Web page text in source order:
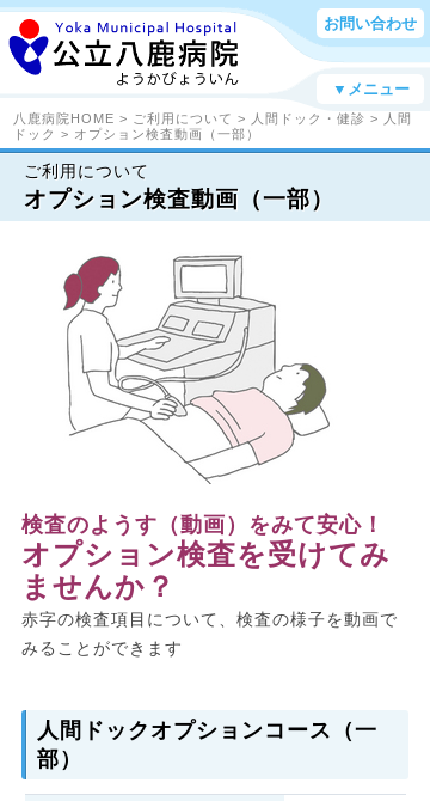
お問い合わせ
▼メニュー
八鹿病院HOME > ご利用について > 人間ドック・健診 >
人間
ドック > オプション検査動画（一部）
ご利用について
オプション検査動画（一部）
検査のようす（動画）をみて安心！
オプション検査を受けてみ
ませんか？
赤字の検査項目について、検査の様子を動画で
みることができます
人間ドックオプションコース（一
部）